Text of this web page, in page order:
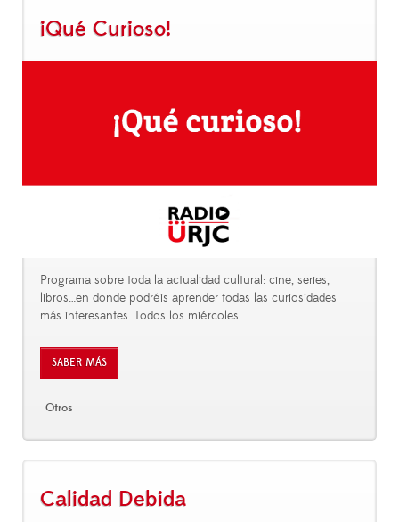
¡Qué Curioso!
Programa sobre toda la actualidad cultural: cine, series,
libros…en donde podréis aprender todas las curiosidades
más interesantes. Todos los miércoles
SABER MÁS
Otros
Calidad Debida